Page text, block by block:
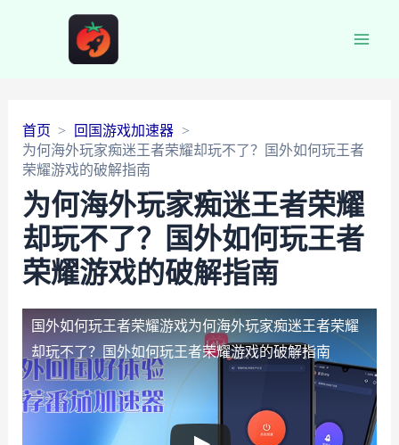
首页
回国游戏加速器
为何海外玩家痴迷王者荣耀却玩不了？国外如何玩王者
荣耀游戏的破解指南
为何海外玩家痴迷王者荣耀
却玩不了？国外如何玩王者
荣耀游戏的破解指南
国外如何玩王者荣耀游戏为何海外玩家痴迷王者荣耀
却玩不了？国外如何玩王者荣耀游戏的破解指南